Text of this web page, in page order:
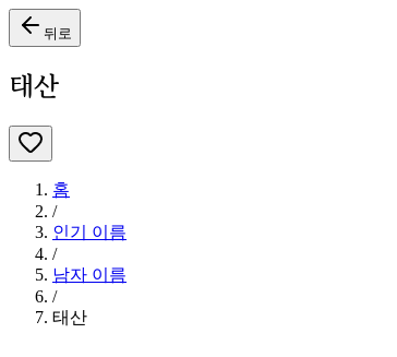
뒤로
태산
홈
/
인기 이름
/
남자 이름
/
태산